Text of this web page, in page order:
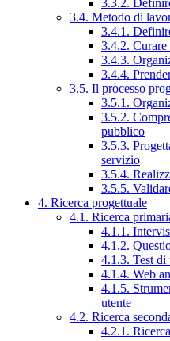
3.3.2.
3.4. Metodo di
3.4.1.
3.4.2.
3.4.3.
3.4.4.
3.5. Il processo
3.5.1.
3.5.2.
pubblico
3.5.3.
servizio
3.5.4.
3.5.5.
4. Ricerca progettuale
4.1. Ricerca
4.1.1.
4.1.2.
4.1.3. Test di
4.1.4. Web
4.1.5.
utente
4.2. Ricerca
4.2.1.